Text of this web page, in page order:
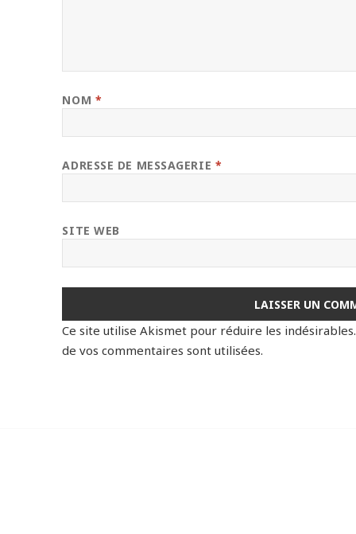
NOM *
ADRESSE DE MESSAGERIE *
SITE WEB
Ce site utilise Akismet pour réduire les indésirables.
de vos commentaires sont utilisées.